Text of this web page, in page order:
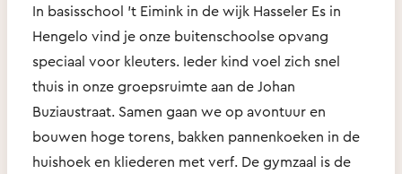
In basisschool ’t Eimink in de wijk Hasseler Es in
Hengelo vind je onze buitenschoolse opvang
speciaal voor kleuters. Ieder kind voel zich snel
thuis in onze groepsruimte aan de Johan
Buziaustraat. Samen gaan we op avontuur en
bouwen hoge torens, bakken pannenkoeken in de
huishoek en kliederen met verf. De gymzaal is de